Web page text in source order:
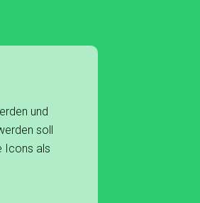
und
soll
Icons als